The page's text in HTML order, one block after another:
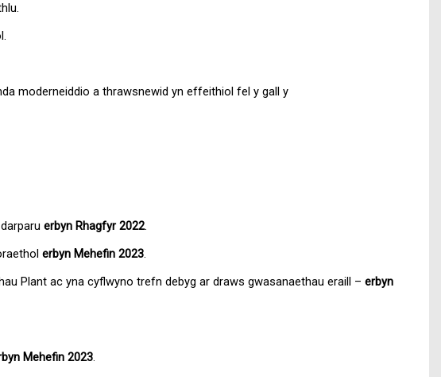
moderneiddio a thrawsnewid yn effeithiol fel y gall y
erbyn Rhagfyr 2022.
erbyn Mehefin 2023.
Plant ac yna cyflwyno trefn debyg ar draws gwasanaethau eraill – erbyn
Mehefin 2023.